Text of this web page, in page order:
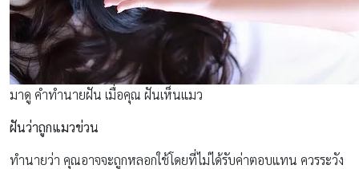
มาดู คำทำนายฝัน เมื่อคุณ ฝันเห็นแมว
ฝันว่าถูกแมวข่วน
ทำนายว่า คุณอาจจะถูกหลอกใช้โดยที่ไม่ได้รับค่าตอบแทน ควรระวัง